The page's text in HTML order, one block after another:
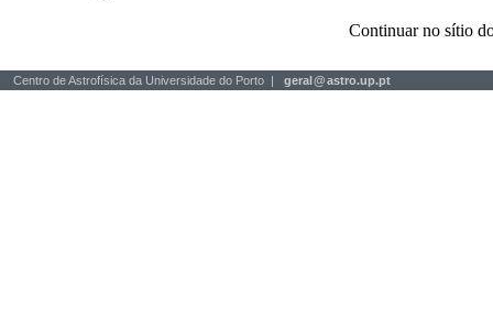
Continuar no sítio
Centro de Astrofísica da Universidade do Porto | geral@astro.up.pt